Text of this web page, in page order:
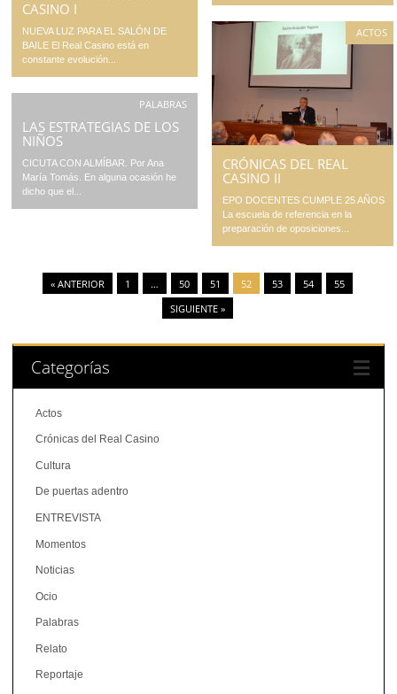
CASINO I
NUEVA LUZ PARA EL SALÓN DE
BAILE El Real Casino está en
constante evolución...
ACTOS
CRÓNICAS DEL REAL
CASINO II
EPO DOCENTES CUMPLE 25 AÑOS
La escuela de referencia en la
preparación de oposiciones...
PALABRAS
LAS ESTRATEGIAS DE LOS
NIÑOS
CICUTA CON ALMÍBAR. Por Ana
María Tomás. En alguna ocasión he
dicho que el...
« ANTERIOR 1 … 50 51 52 53 54
55
SIGUIENTE »
Categorías
Actos
Crónicas del Real Casino
Cultura
De puertas adentro
ENTREVISTA
Momentos
Noticias
Ocio
Palabras
Relato
Reportaje